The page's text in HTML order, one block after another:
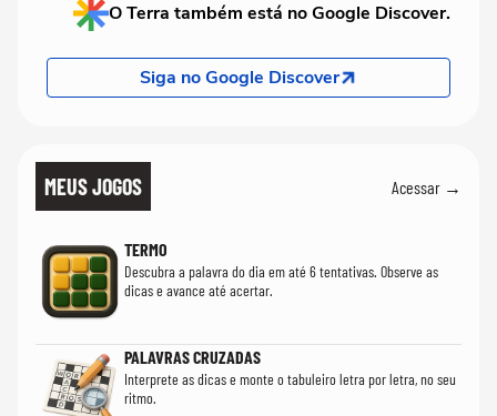
O Terra também está no Google Discover.
Siga no Google Discover
MEUS JOGOS Acessar →
TERMO
Descubra a palavra do dia em até 6 tentativas. Observe as
dicas e avance até acertar.
PALAVRAS CRUZADAS
Interprete as dicas e monte o tabuleiro letra por letra, no seu
ritmo.